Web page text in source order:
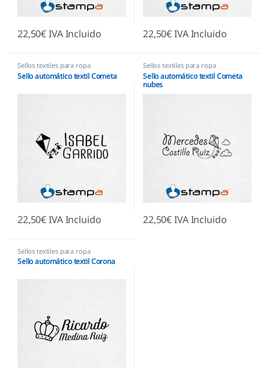
22,50€IVA Incluido 22,50€IVA Incluido
Sellos textiles para ropa
Sello automático textil Cometa
22,50€IVA Incluido
Sellos textiles para ropa
Sello automático textil Cometa
nubes
22,50€IVA Incluido
Sellos textiles para ropa
Sello automático textil Corona